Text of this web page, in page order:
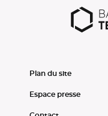
Plan du site
Espace presse